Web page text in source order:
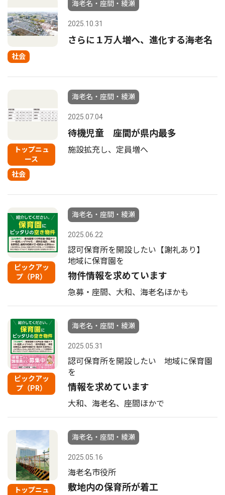
社会
海老名・座間・綾瀬
2025.10.31
さらに１万人増へ、進化する海老名
トップニュ
ース
社会
海老名・座間・綾瀬
2025.07.04
待機児童 座間が県内最多
施設拡充し、定員増へ
ピックアッ
プ（PR）
海老名・座間・綾瀬
2025.06.22
認可保育所を開設したい【謝礼あり】
地域に保育園を
物件情報を求めています
急募・座間、大和、海老名ほかも
ピックアッ
プ（PR）
海老名・座間・綾瀬
2025.05.31
認可保育所を開設したい 地域に保育園
を
情報を求めています
大和、海老名、座間ほかで
トップニュ
海老名・座間・綾瀬
2025.05.16
海老名市役所
敷地内の保育所が着工